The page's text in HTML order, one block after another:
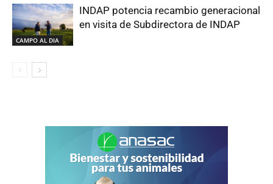
CAMPO AL DIA
INDAP potencia recambio generacional
en visita de Subdirectora de INDAP